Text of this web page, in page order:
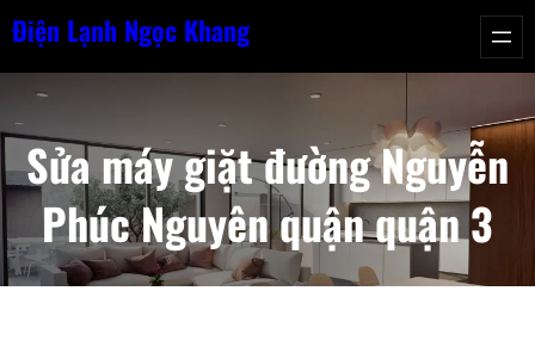
Chuyển
nội
dung
Điện Lạnh Ngọc Khang
Sửa máy giặt đường Nguyễn
Phúc Nguyên quận quận 3